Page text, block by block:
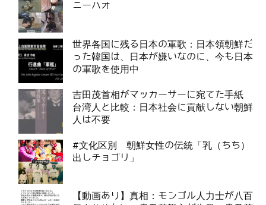
ニーハオ
世界各国に残る日本の軍歌：日本領朝鮮だ
った韓国は、日本が嫌いなのに、今も日本
の軍歌を使用中
吉田茂首相がマッカーサーに宛てた手紙
台湾人と比較：日本社会に貢献しない朝鮮
人は不要
#文化区別 朝鮮女性の伝統「乳（ちち）
出しチョゴリ」
【動画あり】真相：モンゴル人力士が八百